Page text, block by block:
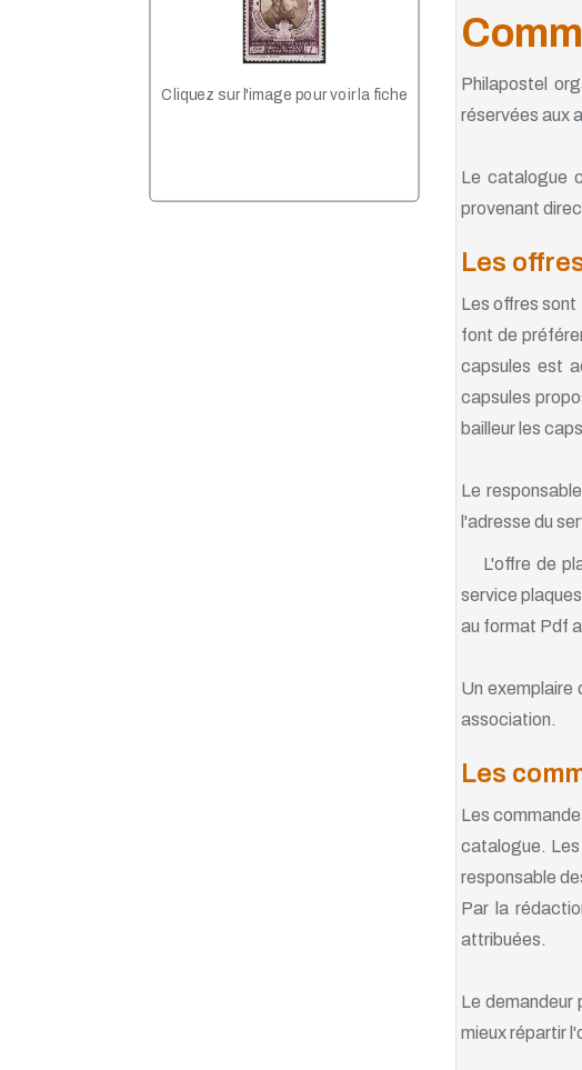
Souscriptions
Cliquez sur l'image pour voir la fiche
Philapostel
réservées aux
Le catalogue
provenant
Les
Les offres sont
font de
capsules est
capsules
bailleur les
Le
l'adresse du
L'offre de
service
au format Pdf
Un
association.
Les
Les
catalogue.
responsable
Par la
attribuées.
Le demandeur
mieux répartir